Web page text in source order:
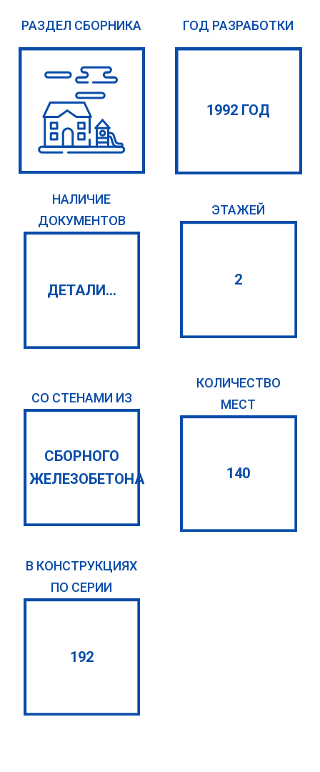
РАЗДЕЛ СБОРНИКА ГОД РАЗРАБОТКИ
1992 ГОД
НАЛИЧИЕ
ДОКУМЕНТОВ
ДЕТАЛИ...
ЭТАЖЕЙ
2
СО СТЕНАМИ ИЗ
СБОРНОГО
ЖЕЛЕЗОБЕТОНА
КОЛИЧЕСТВО
МЕСТ
140
В КОНСТРУКЦИЯХ
ПО СЕРИИ
192